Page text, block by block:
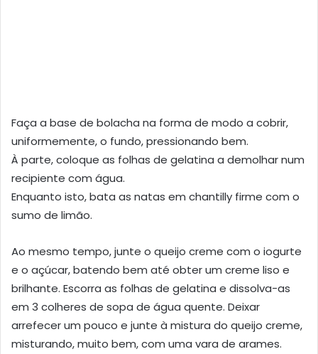
Faça a base de bolacha na forma de modo a cobrir,
uniformemente, o fundo, pressionando bem.
À parte, coloque as folhas de gelatina a demolhar num
recipiente com água.
Enquanto isto, bata as natas em chantilly firme com o
sumo de limão.
Ao mesmo tempo, junte o queijo creme com o iogurte
e o açúcar, batendo bem até obter um creme liso e
brilhante. Escorra as folhas de gelatina e dissolva-as
em 3 colheres de sopa de água quente. Deixar
arrefecer um pouco e junte à mistura do queijo creme,
misturando, muito bem, com uma vara de arames.